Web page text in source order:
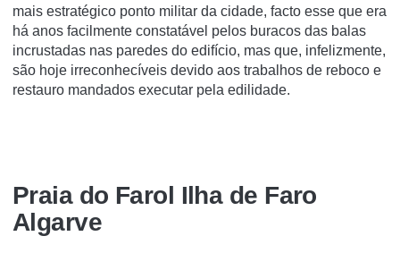
mais estratégico ponto militar da cidade, facto esse que era
há anos facilmente constatável pelos buracos das balas
incrustadas nas paredes do edifício, mas que, infelizmente,
são hoje irreconhecíveis devido aos trabalhos de reboco e
restauro mandados executar pela edilidade.
Praia do Farol Ilha de Faro
Algarve